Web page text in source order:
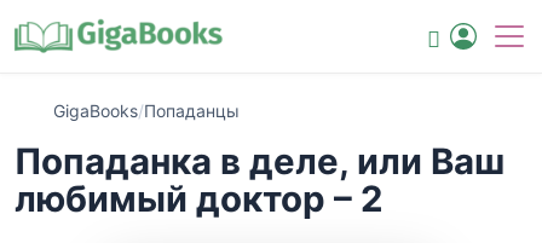
GigaBooks/Попаданцы
Попаданка в деле, или Ваш
любимый доктор – 2